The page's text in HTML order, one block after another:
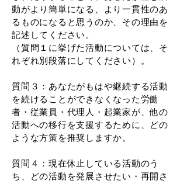
動がより簡単になる、より一貫性のあ
るものになると思うのか、その理由を
記述してください。
（質問１に挙げた活動については、そ
れぞれ別段落にしてください）。
質問３：あなたがもはや継続する活動
を続けることができなくなった労働
者・従業員・代理人・起業家が、他の
活動への移行を支援するために、どの
ような方策を推奨しますか。
質問４：現在休止している活動のう
ち、どの活動を発展させたい・再開さ